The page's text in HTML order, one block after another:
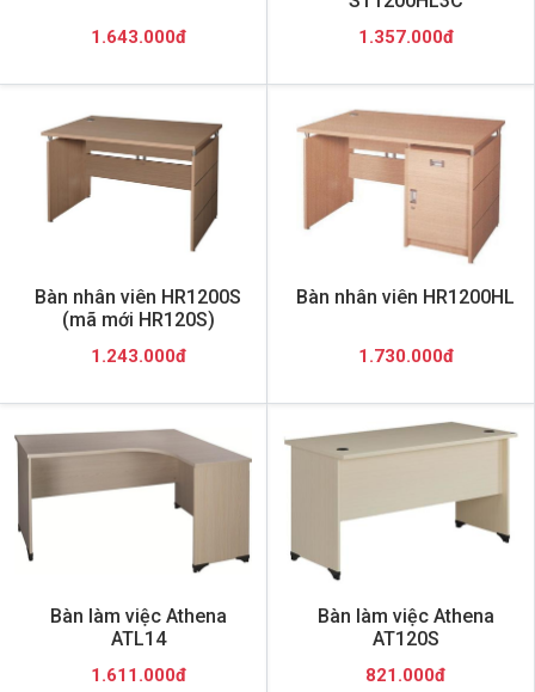
1.643.000đ 1.357.000đ
Bàn nhân viên HR1200S
(mã mới HR120S)
1.243.000đ
Bàn nhân viên HR1200HL
1.730.000đ
Bàn làm việc Athena
ATL14
1.611.000đ
Bàn làm việc Athena
AT120S
821.000đ